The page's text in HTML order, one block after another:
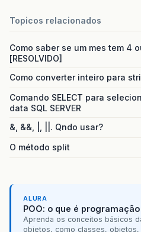
Topicos relacionados
Como saber se um mes tem 4
[RESOLVIDO]
Como converter inteiro para
Comando SELECT para
data SQL SERVER
&, &&, |, ||. Qndo usar?
O método split
ALURA
POO: o que é
Aprenda os conceitos básicos
objetos, como classes, objetos,